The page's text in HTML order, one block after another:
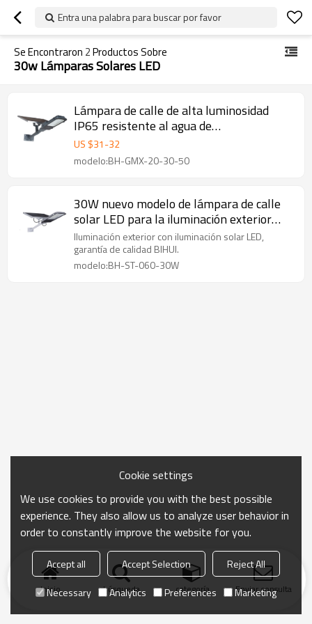
Entra una palabra para buscar por favor
Se Encontraron 2Productos Sobre
30w Lámparas Solares LED
Lámpara de calle de alta luminosidad
IP65 resistente al agua de
20w/30w/50w LED
US $31-32
modelo:BH-GMX-20-30-50
30W nuevo modelo de lámpara de calle
solar LED para la iluminación exterior
dividida
Iluminación exterior con iluminación solar LED,
garantía de calidad BIHUI.
modelo:BH-ST-060-30W
Inicio búsqueda categoría Enviar consulta
Cookie settings
We use cookies to provide you with the best possible
experience. They also allow us to analyze user behavior in
order to constantly improve the website for you.
Accept all Accept Selection
Reject All
Necessary
Analytics Preferences Marketing